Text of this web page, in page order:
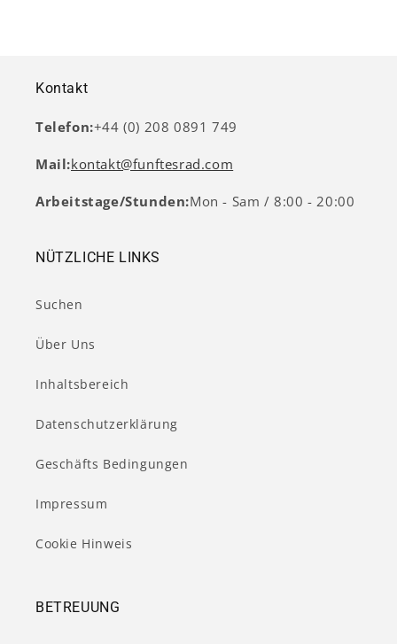
Kontakt
Telefon:+44 (0) 208 0891 749
Mail:kontakt@funftesrad.com
Arbeitstage/Stunden:Mon - Sam / 8:00 - 20:00
NÜTZLICHE LINKS
Suchen
Über Uns
Inhaltsbereich
Datenschutzerklärung
Geschäfts Bedingungen
Impressum
Cookie Hinweis
BETREUUNG